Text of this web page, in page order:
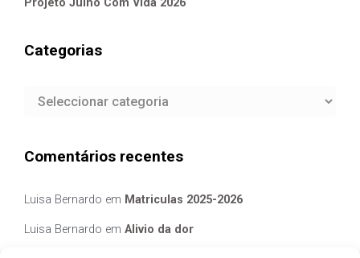
Categorias
Categorias
Comentários recentes
Luisa Bernardo em Matriculas 2025-2026
Luisa Bernardo em Alivio da dor